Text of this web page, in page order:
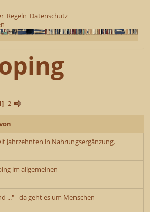
Regeln Datenschutz
2
Jahrzehnten in Nahrungsergänzung.
im allgemeinen
..." - da geht es um Menschen